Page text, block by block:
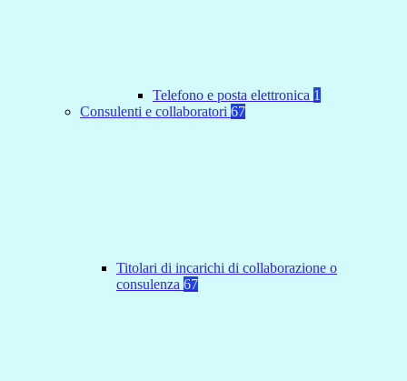
Telefono e posta elettronica 1
Consulenti e collaboratori 67
Titolari di incarichi di collaborazione o
consulenza 67